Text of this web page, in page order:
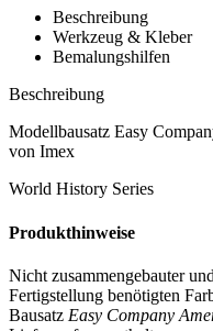
Beschreibung
Werkzeug & Kleber
Bemalungshilfen
Beschreibung
Modellbausatz Easy
von Imex
World History Series
Produkthinweise
Nicht zusammengebauter
Fertigstellung benötigten
Bausatz Easy Company